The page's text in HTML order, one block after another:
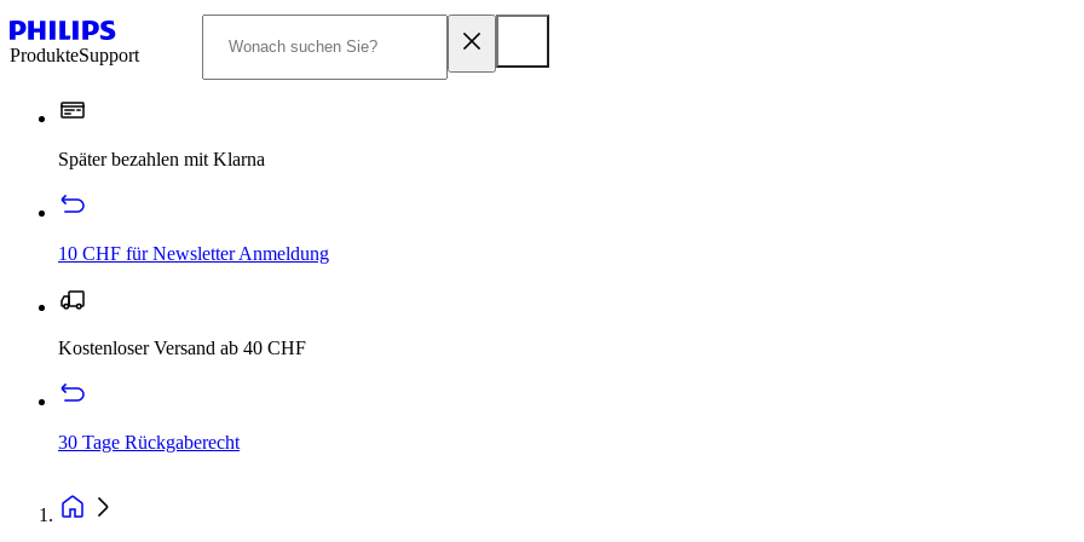
ProdukteSupport
Später bezahlen mit Klarna
10 CHF für Newsletter Anmeldung
Kostenloser Versand ab 40 CHF
30 Tage Rückgaberecht